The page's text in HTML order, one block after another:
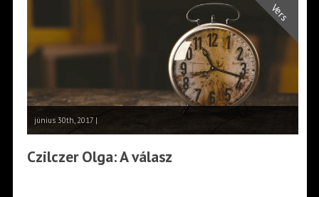
Vers
június 30th, 2017 |
Czilczer Olga: A válasz